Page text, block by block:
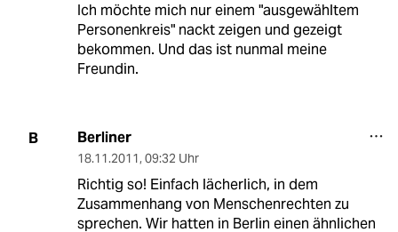
Ich möchte mich nur einem "ausgewähltem
Personenkreis" nackt zeigen und gezeigt
bekommen. Und das ist nunmal meine
Freundin.
B Berliner
18.11.2011, 09:32 Uhr
Richtig so! Einfach lächerlich, in dem
Zusammenhang von Menschenrechten zu
sprechen. Wir hatten in Berlin einen ähnlichen